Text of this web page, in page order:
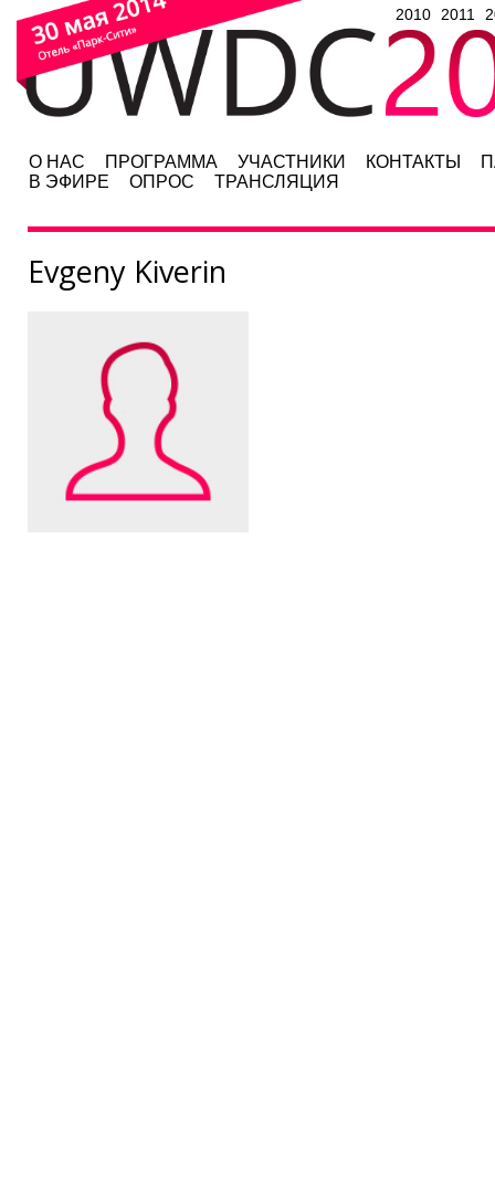
2010 2011
О НАС ПРОГРАММА УЧАСТНИКИ КОНТАКТЫ
В ЭФИРЕ
ОПРОС ТРАНСЛЯЦИЯ
Evgeny Kiverin